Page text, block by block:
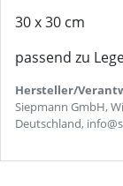
30 x 30 cm
passend zu
Hersteller/
Siepmann GmbH,
Deutschland,